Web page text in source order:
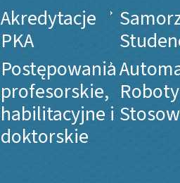
Akredytacje
PKA
Postępowania
profesorskie,
habilitacyjne i
doktorskie